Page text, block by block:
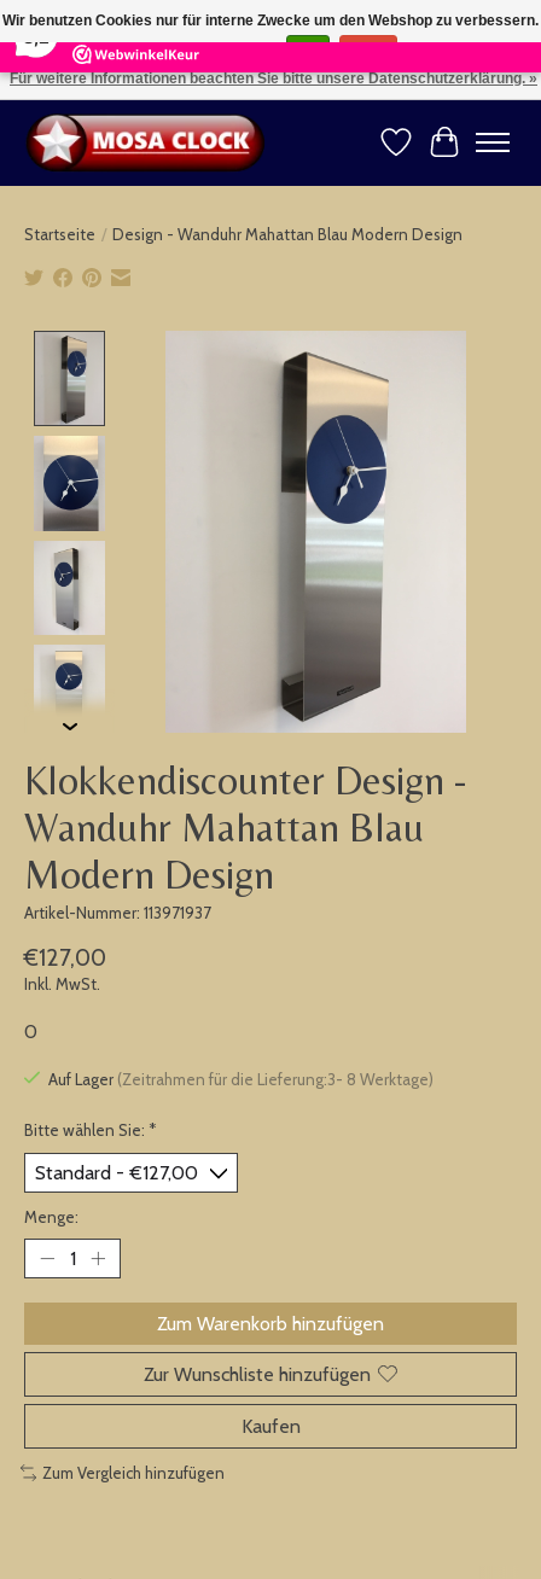
164 Reviews ×
Kies uw taal: NL -- Wählen Sie ihre Sprache: DE -- Choose your language: EN ⇓ ⇒
Wunschzettel
Ihr
Startseite / Design - Wanduhr Mahattan Blau Modern Design
Klokkendiscounter Design -
Wanduhr Mahattan Blau
Modern Design
Artikel-Nummer: 113971937
€127,00
Inkl. MwSt.
0
Auf Lager (Zeitrahmen für die Lieferung:3- 8 Werktage)
Bitte wählen Sie: *
Menge:
Zum Warenkorb hinzufügen
Zur Wunschliste hinzufügen
Kaufen
Zum Vergleich hinzufügen
Wir benutzen Cookies nur für interne Zwecke um den Webshop zu verbessern.
Ist das in Ordnung?
Für weitere Informationen beachten Sie bitte unsere Datenschutzerklärung. »